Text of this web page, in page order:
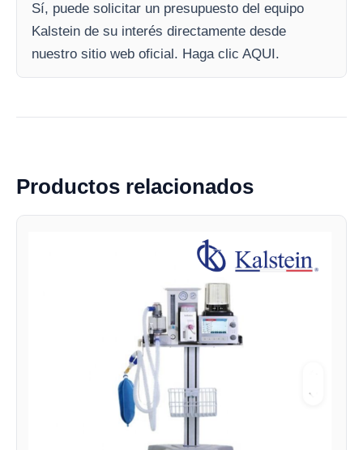
Sí, puede solicitar un presupuesto del equipo
Kalstein de su interés directamente desde
nuestro sitio web oficial. Haga clic AQUI.
Productos relacionados